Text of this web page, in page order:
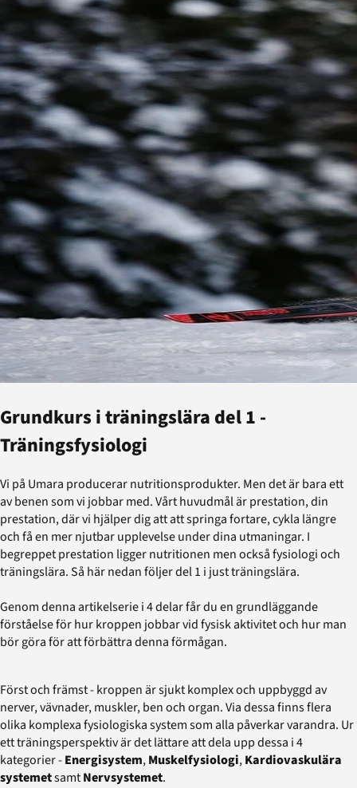
Grundkurs i träningslära del 1 -
Träningsfysiologi
Vi på Umara producerar nutritionsprodukter. Men det är bara ett
av benen som vi jobbar med. Vårt huvudmål är prestation, din
prestation, där vi hjälper dig att att springa fortare, cykla längre
och få en mer njutbar upplevelse under dina utmaningar. I
begreppet prestation ligger nutritionen men också fysiologi och
träningslära. Så här nedan följer del 1 i just träningslära.
Genom denna artikelserie i 4 delar får du en grundläggande
förståelse för hur kroppen jobbar vid fysisk aktivitet och hur man
bör göra för att förbättra denna förmågan.
Först och främst - kroppen är sjukt komplex och uppbyggd av
nerver, vävnader, muskler, ben och organ. Via dessa finns flera
olika komplexa fysiologiska system som alla påverkar varandra. Ur
ett träningsperspektiv är det lättare att dela upp dessa i 4
kategorier -Energisystem,Muskelfysiologi,Kardiovaskulära
systemetsamtNervsystemet.